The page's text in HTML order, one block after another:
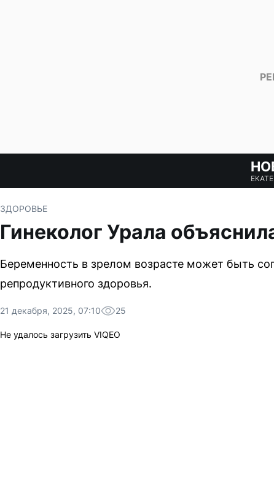
ЗДОРОВЬЕ
Гинеколог Урала
Беременность в зрелом возрасте может быть
репродуктивного здоровья.
21 декабря, 2025, 07:10 25
Не удалось загрузить VIQEO